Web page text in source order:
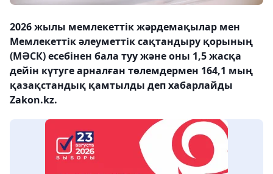
2026 жылы мемлекеттік жәрдемақылар мен
Мемлекеттік әлеуметтік сақтандыру қорының
(МӘСК) есебінен бала туу және оны 1,5 жасқа
дейін күтуге арналған төлемдермен 164,1 мың
қазақстандық қамтылды деп хабарлайды
Zakon.kz.